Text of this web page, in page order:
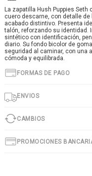
La zapatilla Hush Puppies
cuero descarne, con detalle de
acabado distintivo. Presenta
talón, reforzando su identidad.
sintético con identificación,
diario. Su fondo bicolor de
seguridad al caminar, con una
cómoda y equilibrada.
FORMAS DE PAGO
ENVIOS
CAMBIOS
PROMOCIONES